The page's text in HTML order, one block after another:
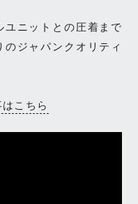
ユニットとの圧着まで
ジャパンクオリティ
こちら